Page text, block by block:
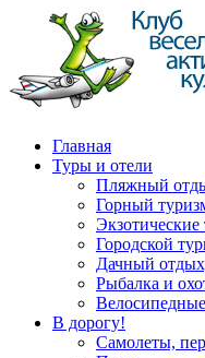
Главная
Туры и отели
Пляжный
Горный
Городской
Дачный
Рыбалка и
В дорогу!
Самолеты,